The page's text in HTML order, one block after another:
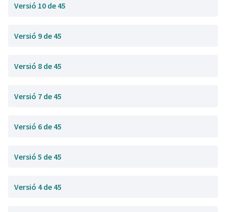
Versió 10 de 45
Versió 9 de 45
Versió 8 de 45
Versió 7 de 45
Versió 6 de 45
Versió 5 de 45
Versió 4 de 45